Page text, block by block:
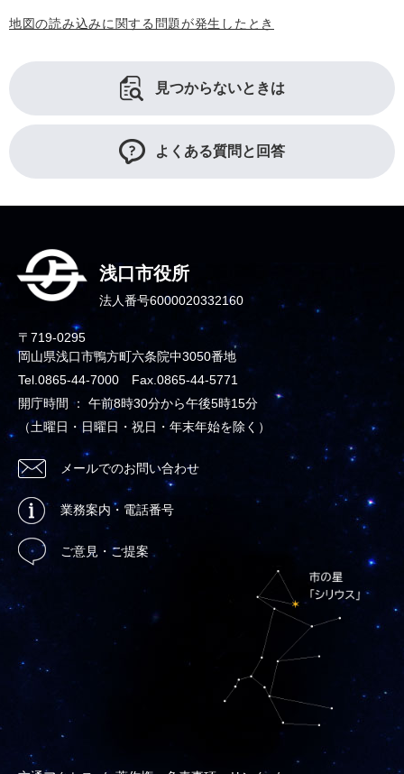
地図の読み込みに関する問題が発生したとき
見つからないときは
よくある質問と回答
浅口市役所
法人番号6000020332160
〒719-0295
岡山県浅口市鴨方町六条院中3050番地
Tel.0865-44-7000 Fax.0865-44-5771
開庁時間 ： 午前8時30分から午後5時15分
（土曜日・日曜日・祝日・年末年始を除く）
メールでのお問い合わせ
業務案内・電話番号
ご意見・ご提案